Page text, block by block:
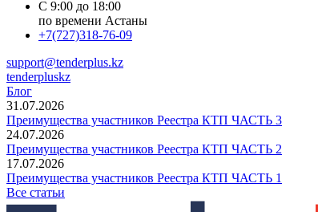
С 9:00 до 18:00
по времени Астаны
+7(727)318-76-09
support@tenderplus.kz
tenderpluskz
Блог
31.07.2026
Преимущества участников Реестра КТП ЧАСТЬ 3
24.07.2026
Преимущества участников Реестра КТП ЧАСТЬ 2
17.07.2026
Преимущества участников Реестра КТП ЧАСТЬ 1
Все статьи